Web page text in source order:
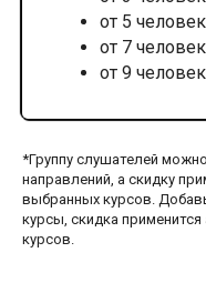
от 5
от 7
от 9
*Группу слушателей
направлений, а скидку
выбранных курсов.
курсы, скидка
курсов.